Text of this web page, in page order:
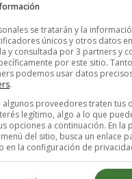
se tratarán y la
únicos y otros datos
y consultada por 3 partners y
por este sitio.
podemos usar datos
.
algunos proveedores traten tus
legítimo, algo a lo que
opciones a continuación. En la
del sitio, busca un enlace
en la configuración de